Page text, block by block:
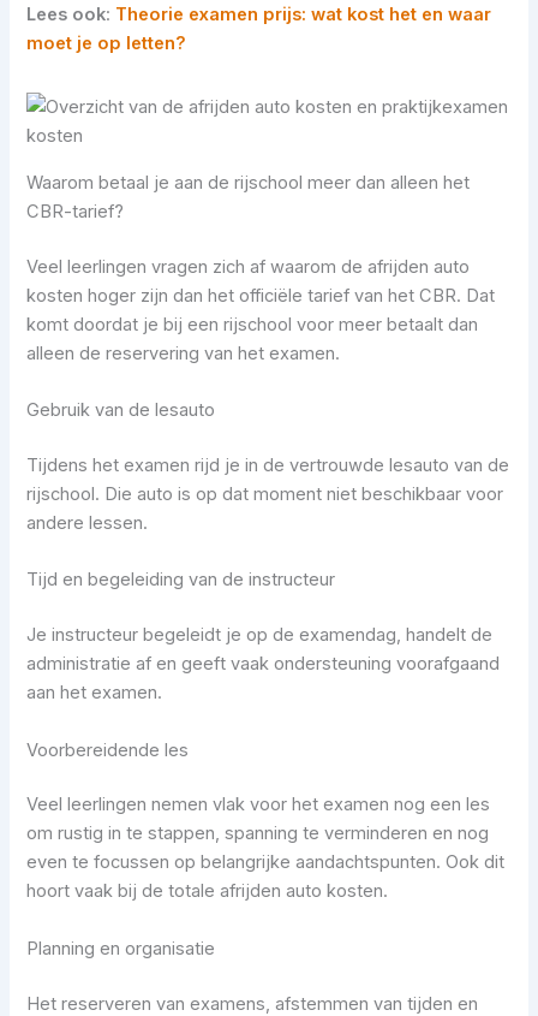
Lees ook: Theorie examen prijs: wat kost het en waar
moet je op letten?
Waarom betaal je aan de rijschool meer dan alleen het
CBR-tarief?
Veel leerlingen vragen zich af waarom de afrijden auto
kosten hoger zijn dan het officiële tarief van het CBR. Dat
komt doordat je bij een rijschool voor meer betaalt dan
alleen de reservering van het examen.
Gebruik van de lesauto
Tijdens het examen rijd je in de vertrouwde lesauto van de
rijschool. Die auto is op dat moment niet beschikbaar voor
andere lessen.
Tijd en begeleiding van de instructeur
Je instructeur begeleidt je op de examendag, handelt de
administratie af en geeft vaak ondersteuning voorafgaand
aan het examen.
Voorbereidende les
Veel leerlingen nemen vlak voor het examen nog een les
om rustig in te stappen, spanning te verminderen en nog
even te focussen op belangrijke aandachtspunten. Ook dit
hoort vaak bij de totale afrijden auto kosten.
Planning en organisatie
Het reserveren van examens, afstemmen van tijden en